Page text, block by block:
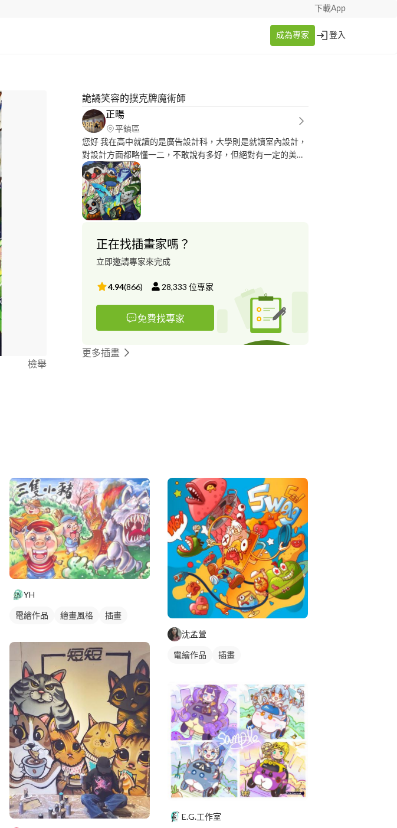
下載App
成為專家 登入
檢舉
詭譎笑容的撲克牌魔術師
正暘
平鎮區
您好 我在高中就讀的是廣告設計科，大學則是就讀室內設計，
對設計方面都略懂一二，不敢說有多好，但絕對有一定的美
感，尤其擅長做簡約風格，對於排版有絕對的自信，如果您剛
好也跟我喜歡同樣的風格，希望可以考慮考慮我，我一定不會
讓您失望的！
正在找插畫家嗎？
立即邀請專家來完成
4.94(866) 28,333 位專家
免費找專家
更多插畫
YH
電繪作品 繪畫風格 插畫
沈孟萱
電繪作品 插畫
E.G.工作室